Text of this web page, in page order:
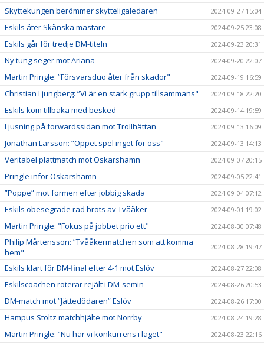
Skyttekungen berömmer skytteligaledaren 2024-09-27 15:04
Eskils åter Skånska mästare 2024-09-25 23:08
Eskils går för tredje DM-titeln 2024-09-23 20:31
Ny tung seger mot Ariana 2024-09-20 22:07
Martin Pringle: ”Försvarsduo åter från skador" 2024-09-19 16:59
Christian Ljungberg: ”Vi är en stark grupp tillsammans" 2024-09-18 22:20
Eskils kom tillbaka med besked 2024-09-14 19:59
Ljusning på forwardssidan mot Trollhättan 2024-09-13 16:09
Jonathan Larsson: ”Öppet spel inget för oss" 2024-09-13 14:13
Veritabel plattmatch mot Oskarshamn 2024-09-07 20:15
Pringle inför Oskarshamn 2024-09-05 22:41
”Poppe” mot formen efter jobbig skada 2024-09-04 07:12
Eskils obesegrade rad bröts av Tvååker 2024-09-01 19:02
Martin Pringle: "Fokus på jobbet prio ett" 2024-08-30 07:48
Philip Mårtensson: ”Tvååkermatchen som att komma
hem"
2024-08-28 19:47
Eskils klart för DM-final efter 4-1 mot Eslöv 2024-08-27 22:08
Eskilscoachen roterar rejält i DM-semin 2024-08-26 20:53
DM-match mot ”Jättedödaren” Eslöv 2024-08-26 17:00
Hampus Stoltz matchhjälte mot Norrby 2024-08-24 19:28
Martin Pringle: ”Nu har vi konkurrens i laget" 2024-08-23 22:16